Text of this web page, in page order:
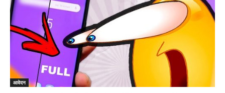
आवेदन